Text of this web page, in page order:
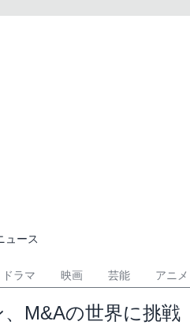
ュース
ドラマ 映画 芸能 アニメ
M&Aの世界に挑